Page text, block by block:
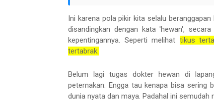
Ini karena pola pikir kita selalu
disandingkan dengan kata 'hewan',
kepentingannya. Seperti melihat tikus
tertabrak.
Belum lagi tugas dokter hewan di
peternakan. Engga tau kenapa bisa sering
dunia nyata dan maya. Padahal ini